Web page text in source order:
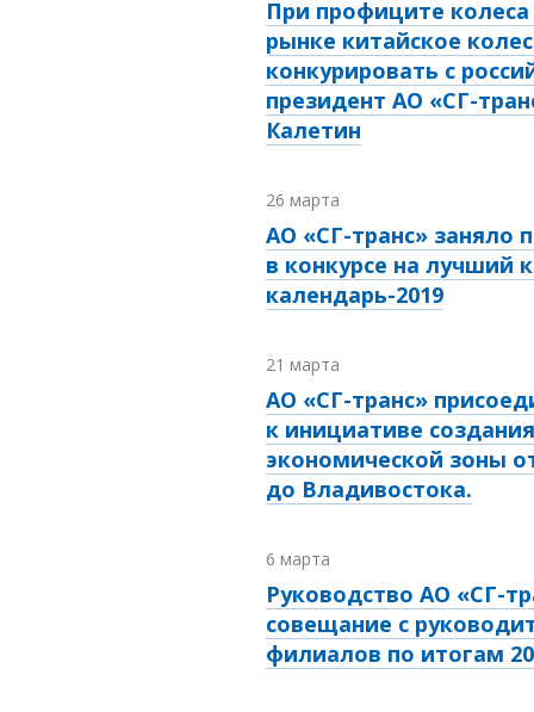
При профиците колеса
рынке китайское
конкурировать с
президент АО «СГ-
Калетин
26 марта
АО «СГ-транс» заняло
в конкурсе на лучший
календарь-2019
21 марта
АО «СГ-транс»
к инициативе
экономической зоны
до Владивостока.
6 марта
Руководство АО «СГ-
совещание с
филиалов по итогам